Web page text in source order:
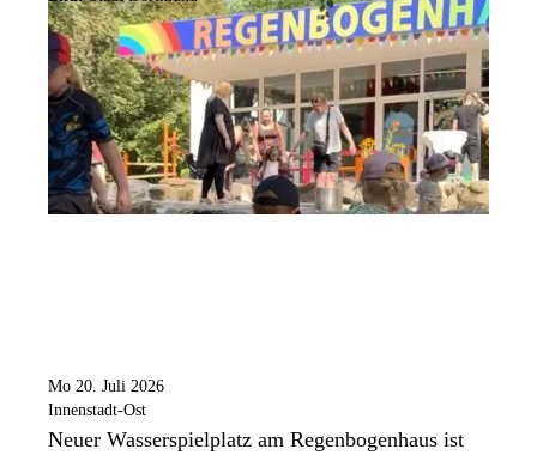
Mo 20. Juli 2026
Innenstadt-Ost
Neuer Wasserspielplatz am Regenbogenhaus ist